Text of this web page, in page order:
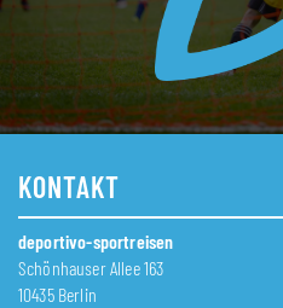
KONTAKT
deportivo-sportreisen
Schönhauser Allee 163
10435 Berlin